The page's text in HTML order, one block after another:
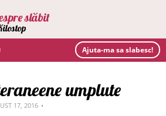
slăbit
Ajuta-ma sa slabesc!
umplute
17, 2016